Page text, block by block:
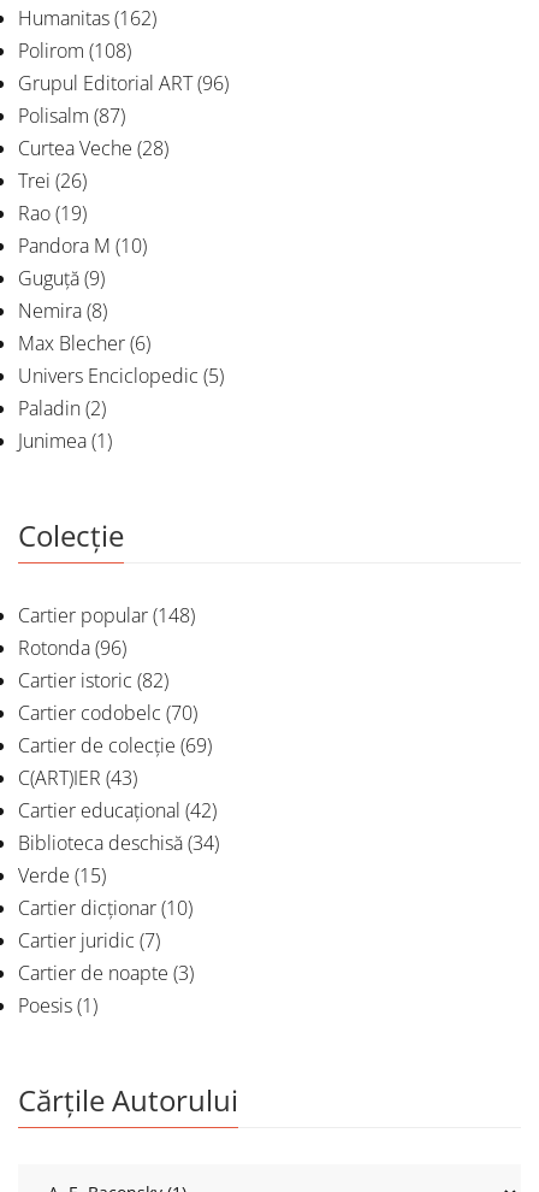
Humanitas(162)
Polirom (108)
Grupul Editorial ART(96)
Polisalm (87)
Curtea Veche (28)
Trei (26)
Rao(19)
Pandora M (10)
Guguță(9)
Nemira(8)
Max Blecher(6)
Univers Enciclopedic (5)
Paladin(2)
Junimea(1)
Colecție
Cartier popular(148)
Rotonda(96)
Cartier istoric (82)
Cartier codobelc (70)
Cartier de colecție (69)
C(ART)IER (43)
Cartier educațional (42)
Biblioteca deschisă(34)
Verde (15)
Cartier dicționar(10)
Cartier juridic (7)
Cartier de noapte (3)
Poesis(1)
Cărțile Autorului